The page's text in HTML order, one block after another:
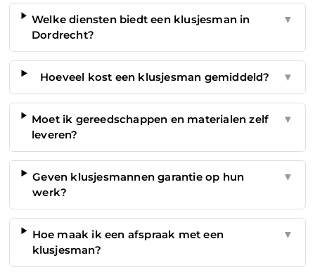
Welke diensten biedt een klusjesman in
Dordrecht?
▼
Hoeveel kost een klusjesman gemiddeld? ▼
Moet ik gereedschappen en materialen zelf
leveren?
▼
Geven klusjesmannen garantie op hun
werk?
▼
Hoe maak ik een afspraak met een
klusjesman?
▼